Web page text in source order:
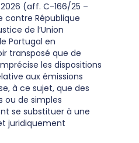
(aff. C-166/25 –
contre République
de l’Union
Portugal en
transposé que de
les dispositions
aux émissions
à ce sujet, que des
ou de simples
se substituer à une
juridiquement